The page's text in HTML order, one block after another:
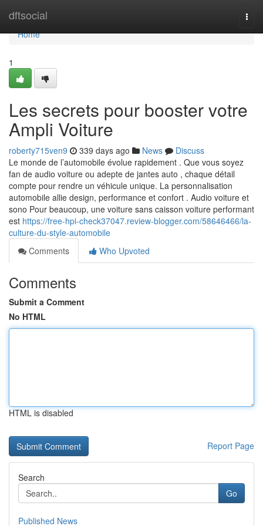
dftsocial
Home
Home
1
Les secrets pour booster votre
Ampli Voiture
roberty715ven9 339 days ago News
Discuss
Le monde de l’automobile évolue rapidement . Que vous soyez
fan de audio voiture ou adepte de jantes auto , chaque détail
compte pour rendre un véhicule unique. La personnalisation
automobile allie design, performance et confort . Audio voiture et
sono Pour beaucoup, une voiture sans caisson voiture performant
est https://free-hpi-check37047.review-blogger.com/58646466/la-
culture-du-style-automobile
Comments
Who Upvoted
Comments
Submit a Comment
No HTML
HTML is disabled
Report Page
Search
Go
Published News